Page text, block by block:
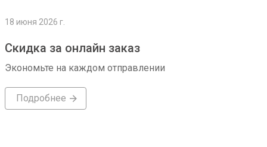
18 июня 2026 г.
Скидка за онлайн заказ
Экономьте на каждом отправлении
Подробнее